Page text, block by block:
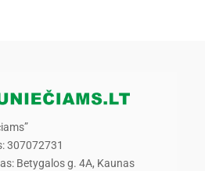
307072731
Betygalos g. 4A, Kaunas